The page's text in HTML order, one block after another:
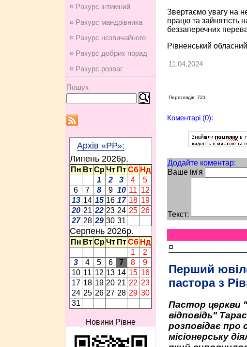
¤ Ракурс інтимний
¤ Ракурс мандрівника
¤ Ракурс незвичайного
¤ Ракурс добрих порад
¤ Ракурс розваг
Пошук
Архів «РР»:
Липень 2026p.
Пн Вт Ср Чт Пт Сб Нд
1
2 3 4
5
6
7 8 9 10 11 12
13 14 15 16 17 18 19
20 21 22 23 24 25 26
27 28 29 30 31
Серпень 2026p.
Пн Вт Ср Чт Пт Сб Нд
1
2
3
4 5 6 7 8
9
10 11 12 13 14 15 16
17 18 19 20 21 22 23
24 25 26 27 28 29 30
31
Новини Рівне
Звертаємо увагу на
працю та зайнятість
беззаперечних
Рівненський
11.04.2024
Переглядів: 721
Коментарі (0):
Додайте коментар:
Ваше ім'я
Текст:
¤
Перший
пастора з
Пастор церкви
відповідь"
розповідає про
місіонерську